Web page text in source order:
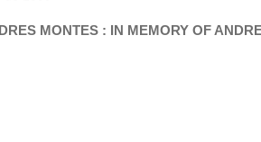
MONTES : IN MEMORY OF